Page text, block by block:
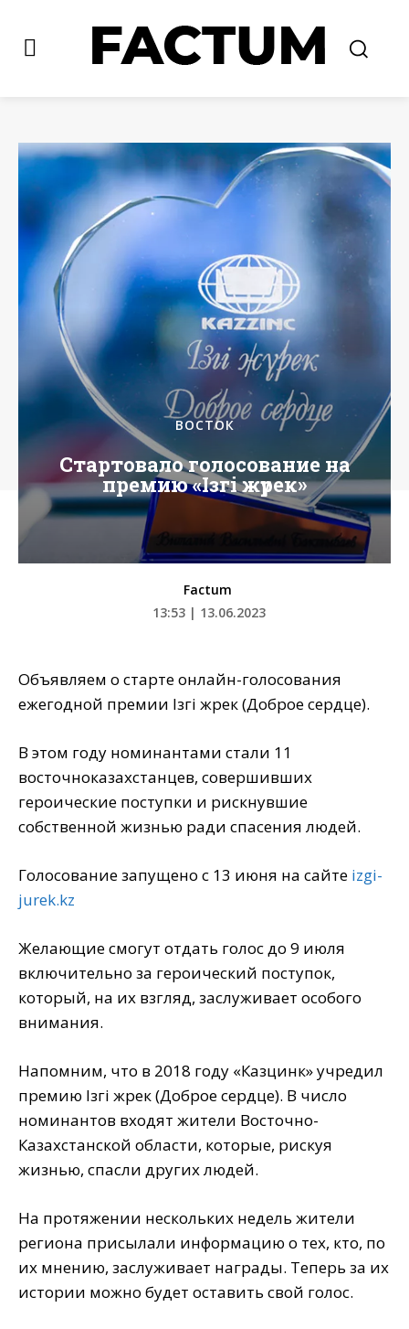
ВОСТОК
Стартовало голосование на
премию «Iзгi жүрек»
Factum
13:53 | 13.06.2023
Объявляем о старте онлайн-голосования
ежегодной премии Iзгi жүрек (Доброе сердце).
В этом году номинантами стали 11
восточноказахстанцев, совершивших
героические поступки и рискнувшие
собственной жизнью ради спасения людей.
Голосование запущено с 13 июня на сайте izgi-
jurek.kz
Желающие смогут отдать голос до 9 июля
включительно за героический поступок,
который, на их взгляд, заслуживает особого
внимания.
Напомним, что в 2018 году «Казцинк» учредил
премию Iзгi жүрек (Доброе сердце). В число
номинантов входят жители Восточно-
Казахстанской области, которые, рискуя
жизнью, спасли других людей.
На протяжении нескольких недель жители
региона присылали информацию о тех, кто, по
их мнению, заслуживает награды. Теперь за их
истории можно будет оставить свой голос.